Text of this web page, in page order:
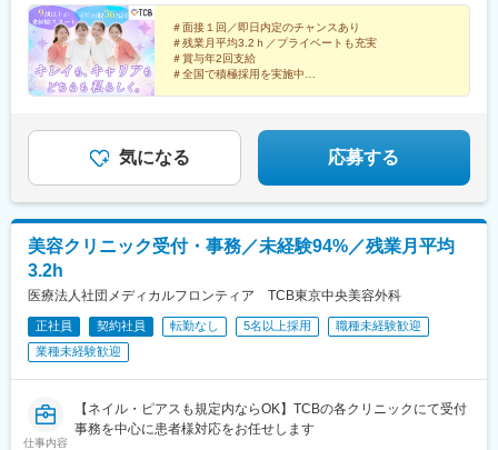
院、長野院、松本院、山梨甲府駅前院 など【近畿】梅田大阪駅
前院、大阪阪急梅田駅前院、枚方院、天王寺院、堺院、なんば
院、心斎橋院、京都駅前院、奈良院、和歌山院、四日市院 など
【中四国】広島院、福山院、松山院、高松院、高知院、徳島院、
松江院、周南徳山駅ビル院 など【九州・沖縄】小倉院、佐賀
煙対策】屋内原則禁煙
駅、さっぽろ駅、あおば通駅、福島駅(福島県)、郡山駅(福島県)、
青森駅、盛岡駅、山形駅、秋田駅、矢場町駅、近鉄名古屋駅、金
山駅(愛知県)、豊田市駅、駅前大通駅、名鉄岐阜駅、静岡駅、新浜
松駅、三島広小路駅、長野駅、松本駅、北鉄金沢駅、新潟駅、近
鉄四日市駅、電鉄富山駅、福井駅、甲府駅、東梅田駅、大阪難波
前駅、西梅田駅、心斎橋駅、京都駅、烏丸駅、三ノ宮駅、姫路
駅、近鉄奈良駅、和歌山駅、草津駅(滋賀県)、徳山駅、立町駅、福
分駅、県庁前駅(沖縄県)、新宿西口駅、新宿駅(東京メトロ)、学習
院下駅、東池袋駅、日比谷駅、銀座駅、岩本町駅、立川駅、京王
駅、石上駅、新越谷駅、宇都宮駅東口駅、新千葉駅、栄町駅(千葉
県)、船橋駅、札幌駅、仙台駅(地下鉄)、曽根田駅、栄駅(愛知県)、
名古屋駅、西高蔵駅、新豊田駅、新豊橋駅、岐阜駅、新静岡駅、
浜松駅、三島田町駅、市役所前駅(長野県)、金沢駅、あすなろう四
駅、大阪阿部野橋駅、北新地駅、四ツ橋駅、七条駅、四条駅(京都
市営)、三宮駅(神戸新交通)、山陽姫路駅、田中口駅、八丁堀駅(広
＃面接１回／即日内定のチャンスあり
＃残業月平均3.2ｈ／プライベートも充実
＃賞与年2回支給
＃全国で積極採用を実施中
スよく実現できます！
気になる 応募する
美容クリニック受付・事務／未経験94%／残業月平均
3.2h
医療法人社団メディカルフロンティア TCB東京中央美容外科
正社員 契約社員 転勤なし 5名以上採用
職種未経験歓迎
業種未経験歓迎
仕事内容
【ネイル・ピアスも規定内ならOK】TCBの各クリニックにて受付
事務を中心に患者様対応をお任せします